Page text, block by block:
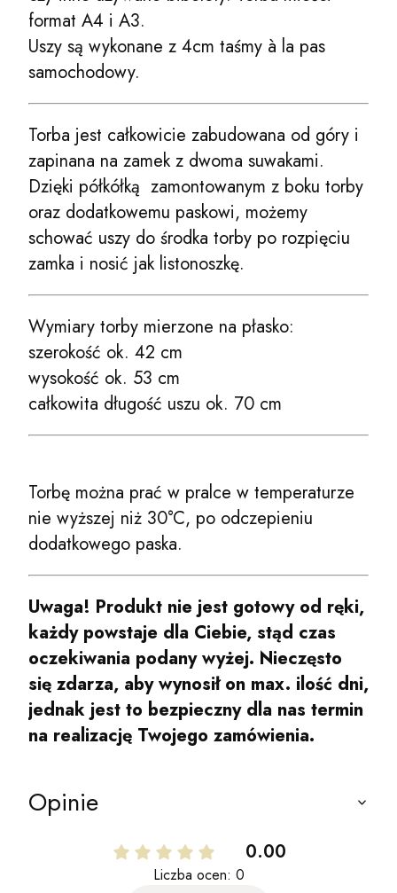
format A4 i A3.
Uszy są wykonane z 4cm taśmy à la pas
samochodowy.
Torba jest całkowicie zabudowana od góry i
zapinana na zamek z dwoma suwakami.
Dzięki półkółką zamontowanym z boku torby
oraz dodatkowemu paskowi, możemy
schować uszy do środka torby po rozpięciu
zamka i nosić jak listonoszkę.
Wymiary torby mierzone na płasko:
szerokość ok. 42 cm
wysokość ok. 53 cm
całkowita długość uszu ok. 70 cm
Torbę można prać w pralce w temperaturze
nie wyższej niż 30°C, po odczepieniu
dodatkowego paska.
Uwaga! Produkt nie jest gotowy od ręki,
każdy powstaje dla Ciebie, stąd czas
oczekiwania podany wyżej. Nieczęsto
się zdarza, aby wynosił on max. ilość dni,
jednak jest to bezpieczny dla nas termin
na realizację Twojego zamówienia.
Opinie
0.00
Liczba ocen: 0